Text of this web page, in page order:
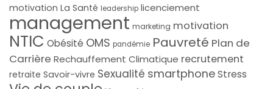
motivation La Santé leadership licenciement
management marketing motivation
NTIC Obésité OMS pandémie Pauvreté Plan de
Carrière Rechauffement Climatique recrutement
retraite Savoir-vivre Sexualité smartphoneStress